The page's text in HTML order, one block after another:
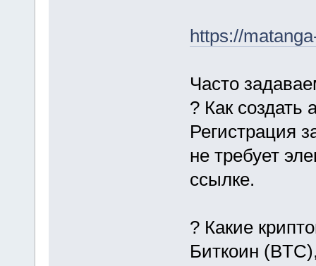
https://
Часто
? Как создать
Регистрация
не требует
ссылке.
? Какие
Биткоин